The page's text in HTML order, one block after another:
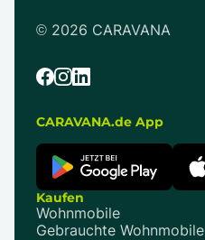
© 2026 CARAVANA
CARAVANA.de App
Kaufen
Wohnmobile
Gebrauchte Wohnmobile